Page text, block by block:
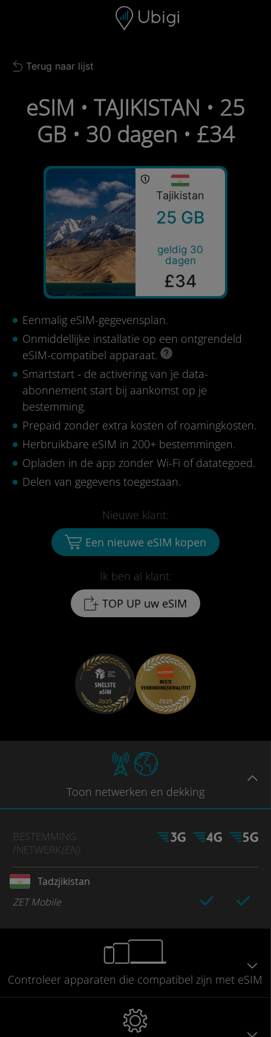
Navigatiebalk Voettekst
Back to list
Terug naar lijst
eSIM • TAJIKISTAN • 25
GB • 30 dagen • £34
Tajikistan
25 GB
geldig 30
dagen
£34
Eenmalig eSIM-gegevensplan.
Onmiddellijke installatie op een ontgrendeld
eSIM-compatibel apparaat.
Smartstart - de activering van je data-
abonnement start bij aankomst op je
bestemming.
Prepaid zonder extra kosten of roamingkosten.
Herbruikbare eSIM in 200+ bestemmingen.
Opladen in de app zonder Wi-Fi of datategoed.
Delen van gegevens toegestaan.
Ik ben al klant:
TOP UP uw eSIM
Nieuwe klant:
Een nieuwe eSIM kopen
Toon netwerken en dekking
BESTEMMING
/NETWERK(EN)
Tadzjikistan
ZET Mobile
Controleer apparaten die compatibel zijn met eSIM